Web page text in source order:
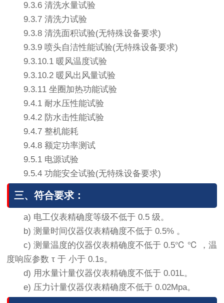
9.3.6 清洗水量试验
9.3.7 清洗力试验
9.3.8 清洗面积试验(无特殊设备要求)
9.3.9 喷头自洁性能试验(无特殊设备要求)
9.3.10.1 暖风温度试验
9.3.10.2 暖风出风量试验
9.3.11 坐圈加热功能试验
9.4.1 耐水压性能试验
9.4.2 防水击性能试验
9.4.7 整机能耗
9.4.8 额定功率测试
9.5.1 电源试验
9.5.4 功能安全试验(无特殊设备要求)
三、符合要求：
a) 电工仪表精确度等级不低于 0.5 级。
b) 测量时间仪器仪表精确度不低于 0.5% 。
c) 测量温度的仪器仪表精确度不低于 0.5℃ ℃ ，温
度响应参数 τ 于 小于 0.1s。
d) 用水量计量仪器仪表精确度不低于 0.01L。
e) 压力计量仪器仪表精确度不低于 0.02Mpa。